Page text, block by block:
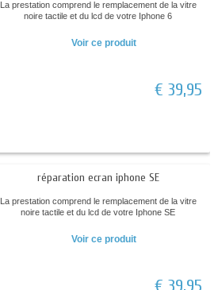
La prestation comprend le remplacement de la vitre
noire tactile et du lcd de votre Iphone 6
Voir ce produit
€ 39,95
réparation ecran iphone SE
La prestation comprend le remplacement de la vitre
noire tactile et du lcd de votre Iphone SE
Voir ce produit